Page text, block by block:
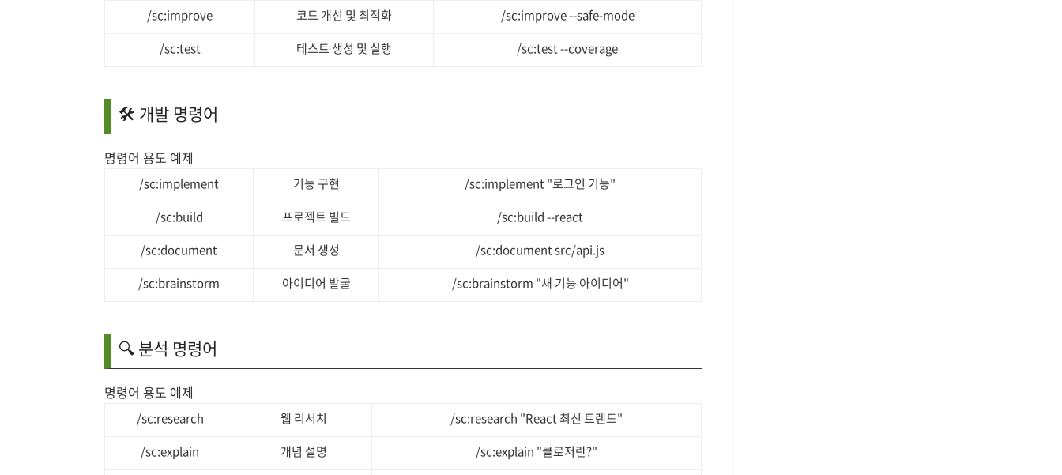
/sc:improve
코드 개선 및 최적화
/sc:improve --safe-mode
/sc:test
테스트 생성 및 실행 /sc:test --coverage
🛠️ 개발 명령어
명령어 용도 예제
/sc:implement 기능 구현
/sc:implement "로그인 기능"
/sc:build
프로젝트 빌드
/sc:build --react
/sc:document
문서 생성
/sc:document src/api.js
/sc:brainstorm
아이디어 발굴 /sc:brainstorm "새 기능 아이디어"
🔍 분석 명령어
명령어 용도 예제
/sc:research 웹 리서치
/sc:research "React 최신 트렌드"
/sc:explain
개념 설명
/sc:explain "클로저란?"